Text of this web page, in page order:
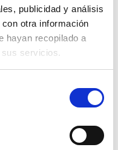
publicidad y análisis
otra información
hayan recopilado a
servicios.